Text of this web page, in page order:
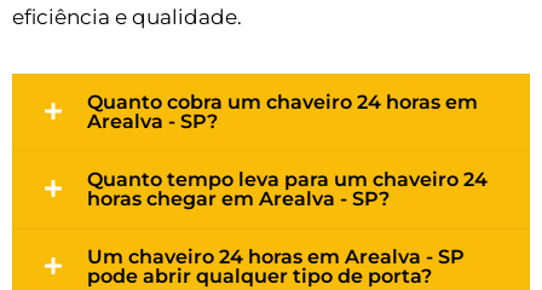
eficiência e qualidade.
Quanto cobra um chaveiro 24 horas em
Arealva - SP?
Quanto tempo leva para um chaveiro 24
horas chegar em Arealva - SP?
Um chaveiro 24 horas em Arealva - SP
pode abrir qualquer tipo de porta?